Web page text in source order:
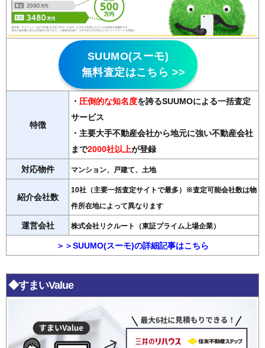
SUUMO(スーモ)
無料査定はこちら >>
特徴
・ 圧倒的な知名度を誇るSUUMOによる一括査定
サービス
・主要大手不動産会社から地元に強い不動産会社
まで2000社以上が登録
対応物件 マンション、戸建て、土地
紹介会社数
10社（主要一括査定サイトで最多）※査定可能会社数は物
件所在地によって異なります
運営会社 株式会社リクルート（東証プライム上場企業）
＞＞SUUMO(スーモ)の詳細記事はこちら
◆すまいValue